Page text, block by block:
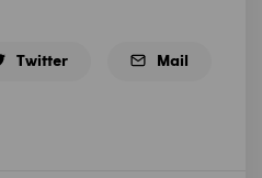
Twitter Mail